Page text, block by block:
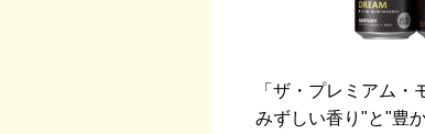
「ザ・プレミアム
みずしい香り"と"豊